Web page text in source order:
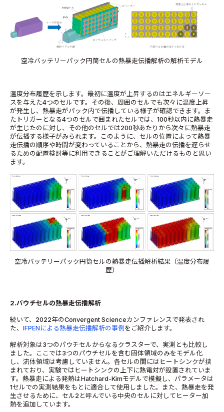
空冷バッテリーパック円筒セルの熱暴走伝播解析の解析モデル
温度分布履歴を示します。最初に温度が上昇するのはエネルギーソー
スを与えた4つのセルです。その後、周囲のセルでも次々に温度上昇
が発生し、熱暴走がパック内で伝播している様子が確認できます。ま
たトリガーとなる4つのセルで囲まれたセルでは、100秒以内に熱暴走
が生じたのに対し、その他のセルでは200秒あたりから次々に熱暴走
が伝播する様子がみられます。このように、セルの位置によって熱暴
走伝播の順序や時間が変わっていることから、熱暴走の伝播を遅らせ
るための配置検討等に利用できることがご理解いただけるものと思い
ます。
空冷バッテリーパック円筒セルの熱暴走伝播解析結果（温度分布履
歴）
2.パウチセルの熱暴走伝播解析
続いて、2022年のConvergent Scienceカンファレンスで発表され
た、 IFPENによる熱暴走伝播解析の事例 をご紹介します。
解析対象は3つのパウチセルからなるクラスターで、実測とも比較し
ました。ここでは3つのパウチセルを含む固体領域のみをモデル化
し、流体領域は考慮していません。各セルの間にはヒートシンクが挟
まれており、実験ではヒートシンクの上下に熱電対が設置されていま
す。熱暴走による発熱はHatchard-Kimモデルで模擬し、パラメータは
1セルでの実測結果をもとに適合して使用しました。また、熱暴走を発
生させるために、セル2と呼んでいる中央のセルに対してヒーター加
熱を追加しています。